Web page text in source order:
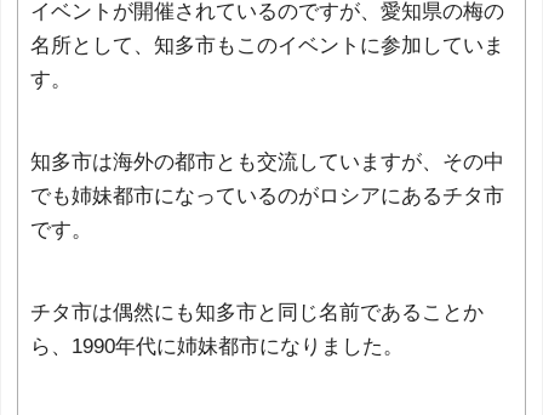
イベントが開催されているのですが、愛知県の梅の
名所として、知多市もこのイベントに参加していま
す。
知多市は海外の都市とも交流していますが、その中
でも姉妹都市になっているのがロシアにあるチタ市
です。
チタ市は偶然にも知多市と同じ名前であることか
ら、1990年代に姉妹都市になりました。